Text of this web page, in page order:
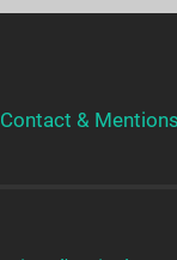
Contact &